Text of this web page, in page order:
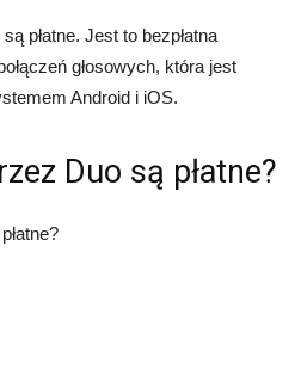
płatne. Jest to bezpłatna
głosowych, która jest
Android i iOS.
Duo są płatne?